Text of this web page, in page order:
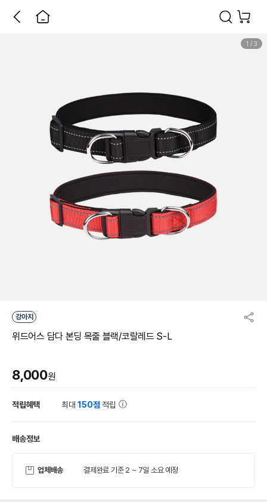
1 / 3
강아지
위드어스 담다 본딩 목줄 블랙/코랄레드 S-L
8,000원
적립혜택 최대150점 적립
배송정보
업체배송 결제완료 기준 2 ~ 7일 소요 예정